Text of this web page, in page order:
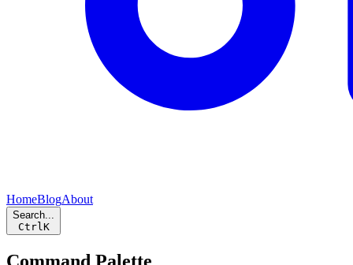
HomeBlogAbout
Search...
CtrlK